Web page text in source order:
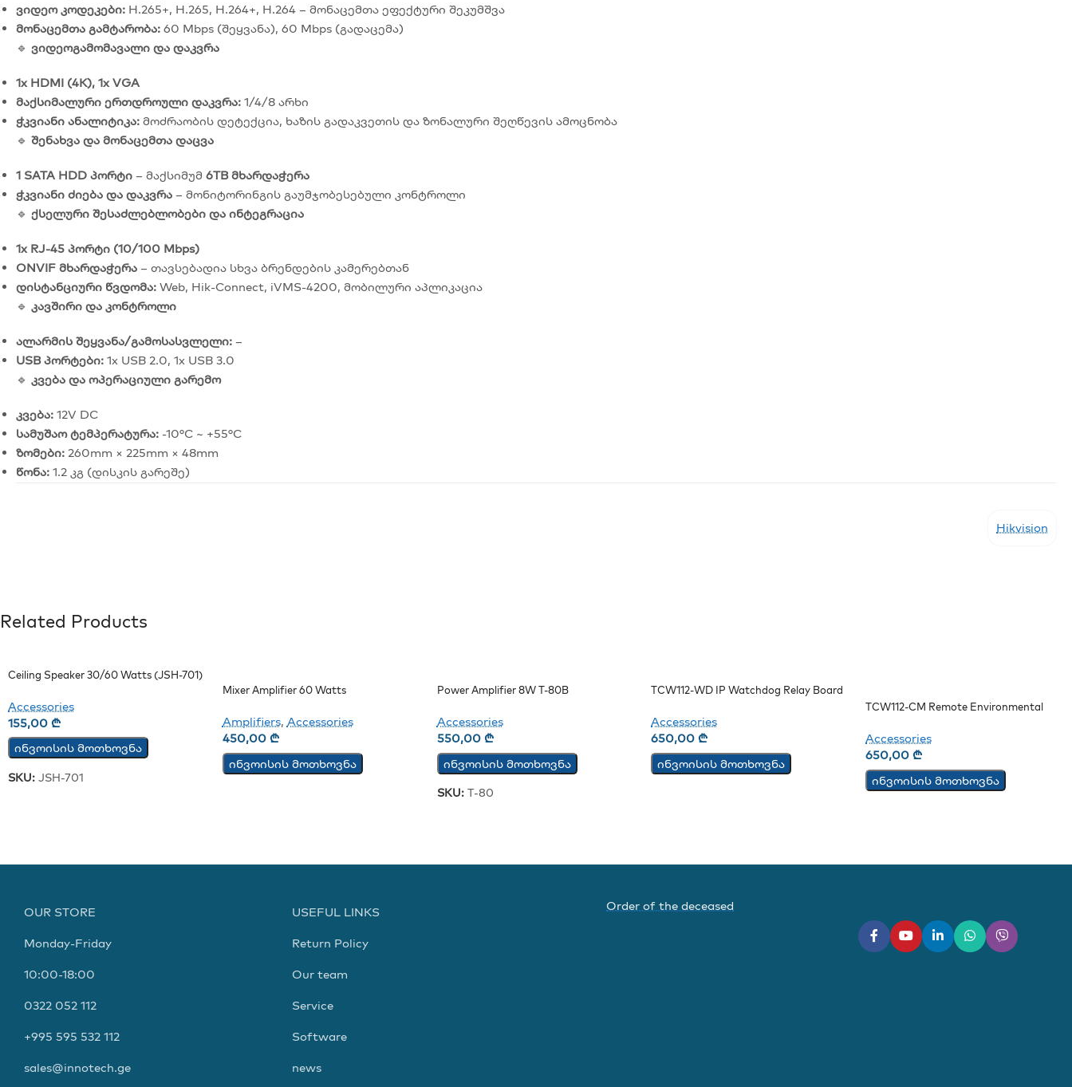
ვიდეო კოდეკები: H.265+, H.265, H.264+, H.264 – მონაცემთა ეფექტური შეკუმშვა
მონაცემთა გამტარობა: 60 Mbps (შეყვანა), 60 Mbps (გადაცემა)
🔹 ვიდეოგამომავალი და დაკვრა
1x HDMI (4K), 1x VGA
მაქსიმალური ერთდროული დაკვრა: 1/4/8 არხი
ჭკვიანი ანალიტიკა: მოძრაობის დეტექცია, ხაზის გადაკვეთის და ზონალური შეღწევის ამოცნობა
🔹 შენახვა და მონაცემთა დაცვა
1 SATA HDD პორტი – მაქსიმუმ 6TB მხარდაჭერა
ჭკვიანი ძიება და დაკვრა – მონიტორინგის გაუმჯობესებული კონტროლი
🔹 ქსელური შესაძლებლობები და ინტეგრაცია
1x RJ-45 პორტი (10/100 Mbps)
ONVIF მხარდაჭერა – თავსებადია სხვა ბრენდების კამერებთან
დისტანციური წვდომა: Web, Hik-Connect, iVMS-4200, მობილური აპლიკაცია
🔹 კავშირი და კონტროლი
ალარმის შეყვანა/გამოსასვლელი: –
USB პორტები: 1x USB 2.0, 1x USB 3.0
🔹 კვება და ოპერაციული გარემო
კვება: 12V DC
სამუშაო ტემპერატურა: -10°C ~ +55°C
ზომები: 260mm × 225mm × 48mm
წონა: 1.2 კგ (დისკის გარეშე)
Hikvision
Related Products
Ceiling Speaker 30/60 Watts (JSH-701)
Accessories
155,00 ₾
ინვოისის მოთხოვნა
SKU: JSH-701
Mixer Amplifier 60 Watts
Amplifiers, Accessories
450,00 ₾
ინვოისის მოთხოვნა
Power Amplifier 8W T-80B
Accessories
550,00 ₾
ინვოისის მოთხოვნა
SKU: T-80
TCW112-WD IP Watchdog Relay Board
Accessories
650,00₾
ინვოისის მოთხოვნა
TCW112-CM Remote Environmental
Accessories
650,00₾
ინვოისის მოთხოვნა
OUR STORE
Monday-Friday
10:00-18:00
0322 052 112
+995 595 532 112
sales@innotech.ge
USEFUL LINKS
Return Policy
Our team
Service
Software
news
Order of the deceased